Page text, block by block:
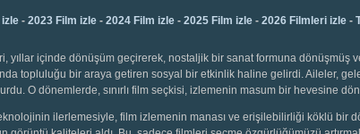
izle - 2023 Film izle - 2024 Film izle - 2025 Film izle - 2026 Filmleri izle -
yıllar içinde dönüşüm geçirerek, nostaljik bir sanat formuna dönüşmüş
topluluğu bir araya getiren sosyal bir etkinlik haline gelirdi. Aileler,
O dönemlerde, sınırlı film seçkisi, izlemenin masum bir hevesine
ilerlemesiyle, film izlemenin manası ve erişilebilirliği köklü bir